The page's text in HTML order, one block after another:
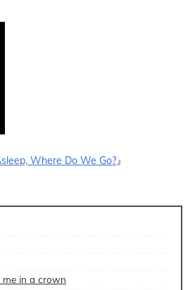
Where Do We Go?』
me in a crown